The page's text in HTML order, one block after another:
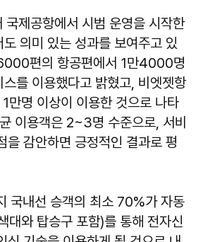
제공항에서 시범 운영을 시작한
의미 있는 성과를 보여주고 있
편의 항공편에서 1만4000명
를 이용했다고 밝혔고, 비엣젯항
명 이상이 이용한 것으로 나타
이용객은 2~3명 수준으로, 서비
을 감안하면 긍정적인 결과로 평
국내선 승객의 최소 70%가 자동
대와 탑승구 포함)를 통해 전자신